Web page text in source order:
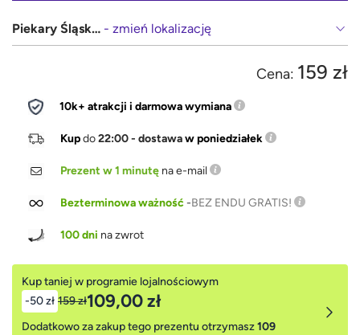
Piekary Śląskie - zmień lokalizację
Cena: 159 zł
10k+ atrakcji i darmowa wymiana
Kupdo22:00 - dostawaw poniedziałek
Prezent w 1 minutę na e-mail
Bezterminowa ważność-BEZ ENDU GRATIS!
100 dni na zwrot
Kup taniej w programie lojalnościowym
-50 zł 159 zł109,00 zł
Dodatkowo za zakup tego prezentu otrzymasz109